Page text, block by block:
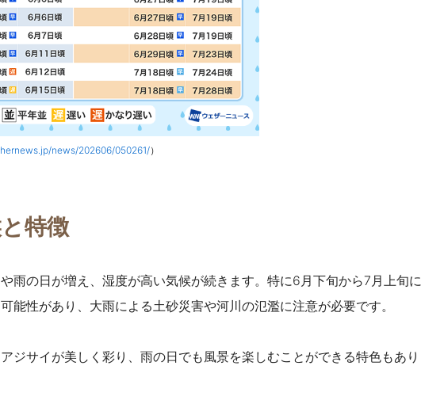
news/202606/050261/）
特徴
雨の日が増え、湿度が高い気候が続きます。特に6月下旬から7月上旬に
能性があり、大雨による土砂災害や河川の氾濫に注意が必要です。
ジサイが美しく彩り、雨の日でも風景を楽しむことができる特色もあり